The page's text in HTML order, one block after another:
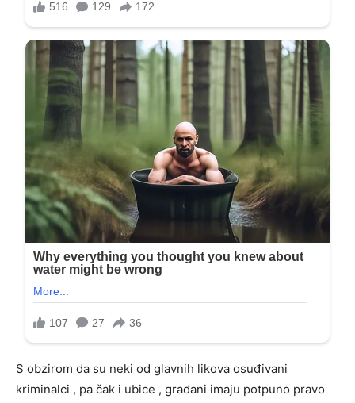
S obzirom da su neki od glavnih likova osuđivani
kriminalci , pa čak i ubice , građani imaju potpuno pravo